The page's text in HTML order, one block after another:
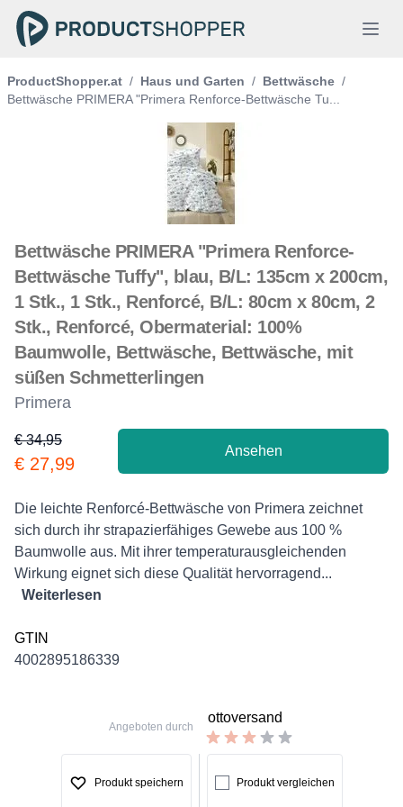
ProductShopper.at / Haus und Garten / Bettwäsche /
Bettwäsche PRIMERA "Primera Renforce-Bettwäsche Tu...
Bettwäsche PRIMERA "Primera Renforce-
Bettwäsche Tuffy", blau, B/L: 135cm x 200cm,
1 Stk., 1 Stk., Renforcé, B/L: 80cm x 80cm, 2
Stk., Renforcé, Obermaterial: 100%
Baumwolle, Bettwäsche, Bettwäsche, mit
süßen Schmetterlingen
Primera
Product information
€ 34,95
€ 27,99
Ansehen
Description
Die leichte Renforcé-Bettwäsche von Primera zeichnet
sich durch ihr strapazierfähiges Gewebe aus 100 %
Baumwolle aus. Mit ihrer temperaturausgleichenden
Wirkung eignet sich diese Qualität hervorragend...
Weiterlesen
GTIN
4002895186339
Angeboten durch
ottoversand
Produkt speichern Produkt vergleichen